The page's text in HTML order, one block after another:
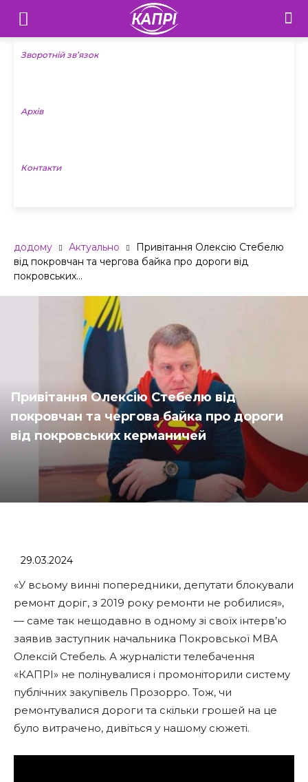
Телебачення
«Капрі»
Новини
Зворотній зв’язок
Архів
Контакти
додому Актуально
Привітання Олексію Стебелю
від покровчан та чергова байка про дороги від
покровських...
Привітання Олексію Стебелю від
покровчан та чергова байка про дороги
від покровських керманичей
29.03.2024
«У всьому винні попередники, депутати блокували
ремонт доріг, з 2019 року ремонти не робилися»,
— саме так нещодавно в одному зі своїх інтерв’ю
заявив заступник начальника Покровської МВА
Олексій Стебель. А журналісти телебачення
«КАПРІ» не полінувалися і промоніторили систему
публічних закупівель Прозорро. Тож, чи
ремонтувалися дороги та скільки грошей на це
було витрачено, дивіться у нашому сюжеті.